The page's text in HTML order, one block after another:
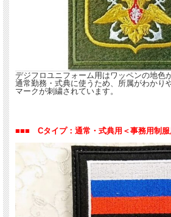
デジフロユニフォーム用はワッペンの地色
通常勤務・式典に使うため、所属がわかり
マークが刺繍されています。
■■■ Cタイプ：通常・式典用＜事務用制